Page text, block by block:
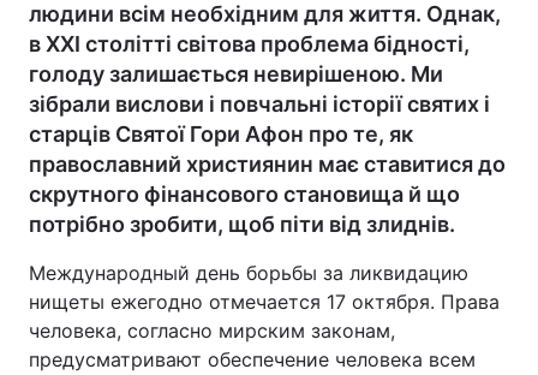
людини всім необхідним для життя. Однак,
в XXI столітті світова проблема бідності,
голоду залишається невирішеною. Ми
зібрали вислови і повчальні історії святих і
старців Святої Гори Афон про те, як
православний християнин має ставитися до
скрутного фінансового становища й що
потрібно зробити, щоб піти від злиднів.
Международный день борьбы за ликвидацию
нищеты ежегодно отмечается 17 октября. Права
человека, согласно мирским законам,
предусматривают обеспечение человека всем